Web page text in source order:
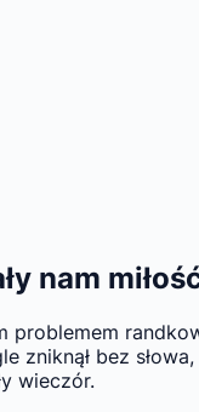
nam
zniknął bez
wieczór.